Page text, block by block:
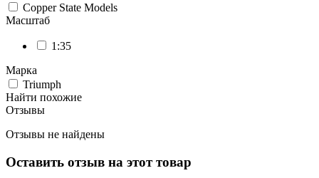
Copper State Models
Масштаб
1:35
Марка
Triumph
Найти похожие
Отзывы
Отзывы не найдены
Оставить отзыв на этот товар